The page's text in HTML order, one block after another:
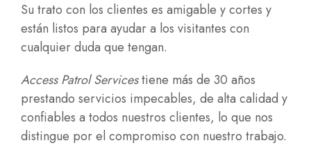
Su trato con los clientes es amigable y cortes y
están listos para ayudar a los visitantes con
cualquier duda que tengan.
Access Patrol Servicestiene más de 30 años
prestando servicios impecables, de alta calidad y
confiables a todos nuestros clientes, lo que nos
distingue por el compromiso con nuestro trabajo.